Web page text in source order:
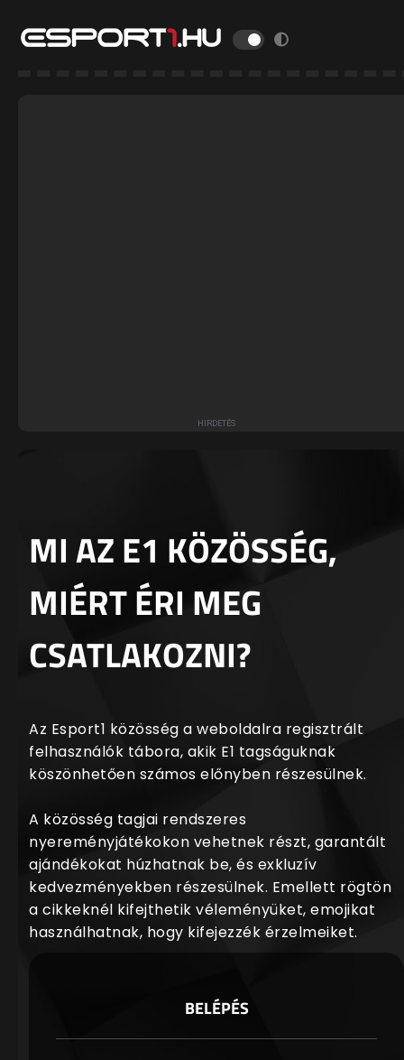
MI AZ E1 KÖZÖSSÉG,
MIÉRT ÉRI MEG
CSATLAKOZNI?
Az Esport1 közösség a weboldalra regisztrált
felhasználók tábora, akik E1 tagságuknak
köszönhetően számos előnyben részesülnek.
A közösség tagjai rendszeres
nyereményjátékokon vehetnek részt, garantált
ajándékokat húzhatnak be, és exkluzív
kedvezményekben részesülnek. Emellett rögtön
a cikkeknél kifejthetik véleményüket, emojikat
használhatnak, hogy kifejezzék érzelmeiket.
BELÉPÉS